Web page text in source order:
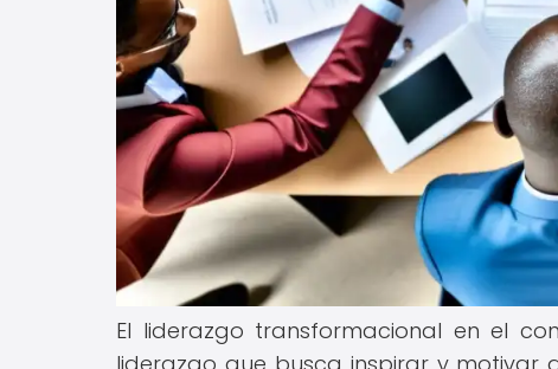
El liderazgo transformacional en el